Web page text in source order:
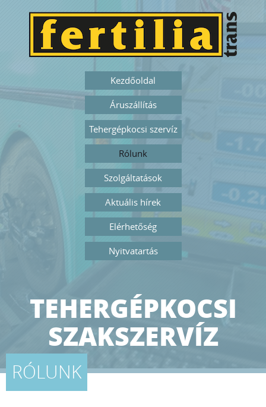
Kezdőoldal
Áruszállítás
Tehergépkocsi szervíz
Rólunk
Szolgáltatások
Aktuális hírek
Elérhetőség
Nyitvatartás
TEHERGÉPKOCSI
SZAKSZERVÍZ
RÓLUNK